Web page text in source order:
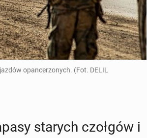
opancerzonych. (Fot. DELIL
starych czołgów i